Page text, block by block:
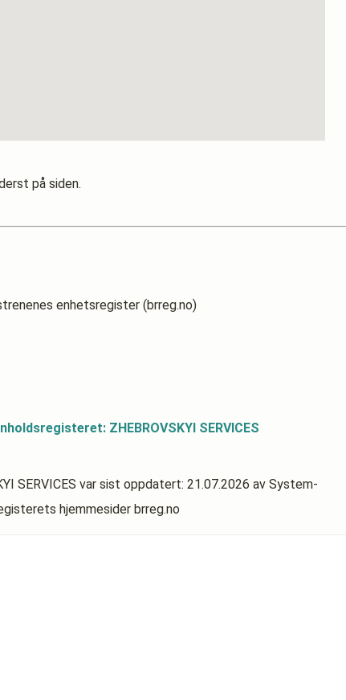
på siden.
enhetsregister (brreg.no)
ZHEBROVSKYI SERVICES
SERVICES var sist oppdatert: 21.07.2026 av System-
hjemmesider brreg.no